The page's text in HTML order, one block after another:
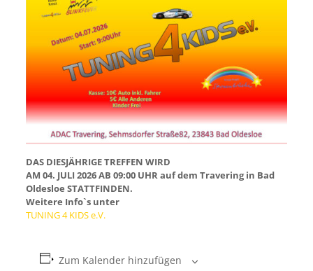
DAS DIESJÄHRIGE TREFFEN WIRD
AM 04. JULI 2026 AB 09:00 UHR auf dem Travering in Bad
Oldesloe STATTFINDEN.
Weitere Info`s unter
TUNING 4 KIDS e.V.
Zum Kalender hinzufügen